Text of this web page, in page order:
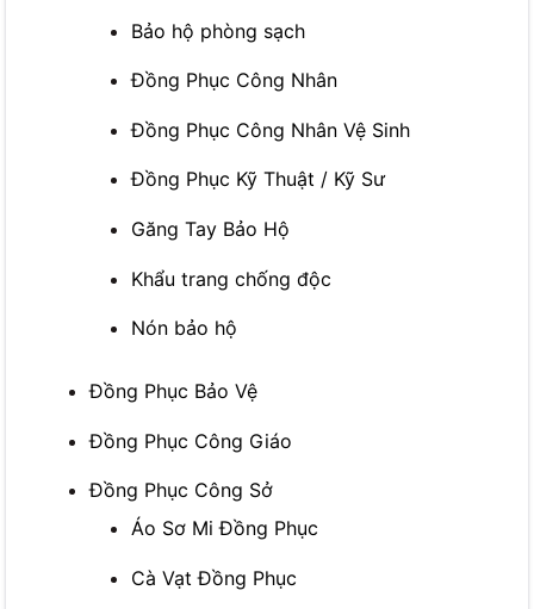
Bảo hộ phòng sạch
Đồng Phục Công Nhân
Đồng Phục Công Nhân Vệ Sinh
Đồng Phục Kỹ Thuật / Kỹ Sư
Găng Tay Bảo Hộ
Khẩu trang chống độc
Nón bảo hộ
Đồng Phục Bảo Vệ
Đồng Phục Công Giáo
Đồng Phục Công Sở
Áo Sơ Mi Đồng Phục
Cà Vạt Đồng Phục